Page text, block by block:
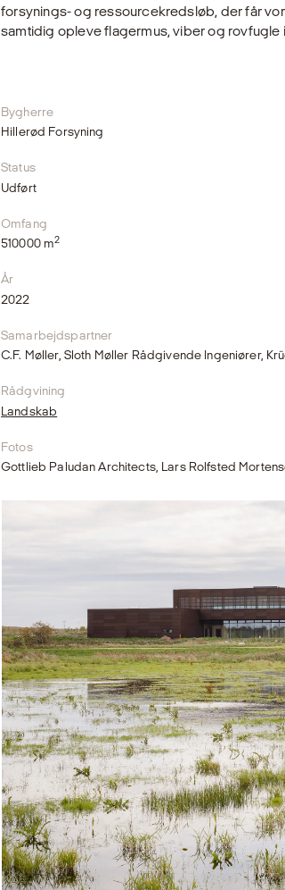
forsynings- og ressourcekredsløb, der får
samtidig opleve flagermus, viber og rovfugle
Bygherre
Hillerød Forsyning
Status
Udført
Omfang
510000 m2
År
2022
Samarbejdspartner
C.F. Møller, Sloth Møller Rådgivende Ingeniører,
Rådgvining
Landskab
Fotos
Gottlieb Paludan Architects, Lars Rolfsted